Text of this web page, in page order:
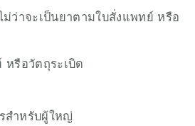
ว่าจะเป็นยาตามใบสั่งแพทย์ หรือ
รือวัตถุระเบิด
สำหรับผู้ใหญ่